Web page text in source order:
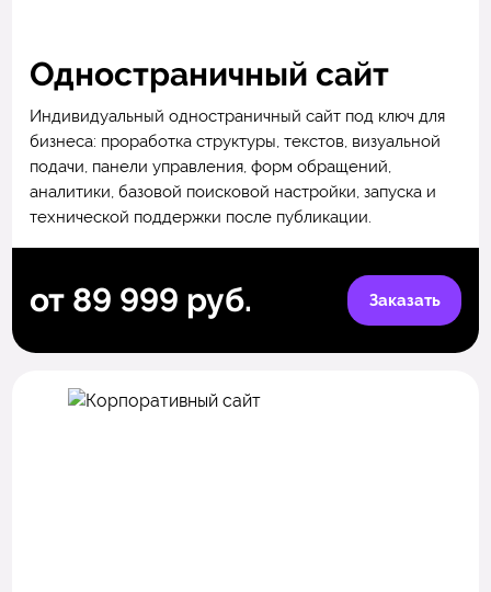
Одностраничный сайт
Индивидуальный одностраничный сайт под ключ для
бизнеса: проработка структуры, текстов, визуальной
подачи, панели управления, форм обращений,
аналитики, базовой поисковой настройки, запуска и
технической поддержки после публикации.
от 89 999 руб. Заказать